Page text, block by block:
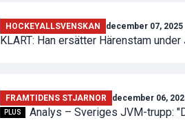
HOCKEYALLSVENSKAN december 07, 2025
KLART: Han ersätter Härenstam under
FRAMTIDENS STJARNOR december 06,
PLUS Analys – Sveriges JVM-trupp: